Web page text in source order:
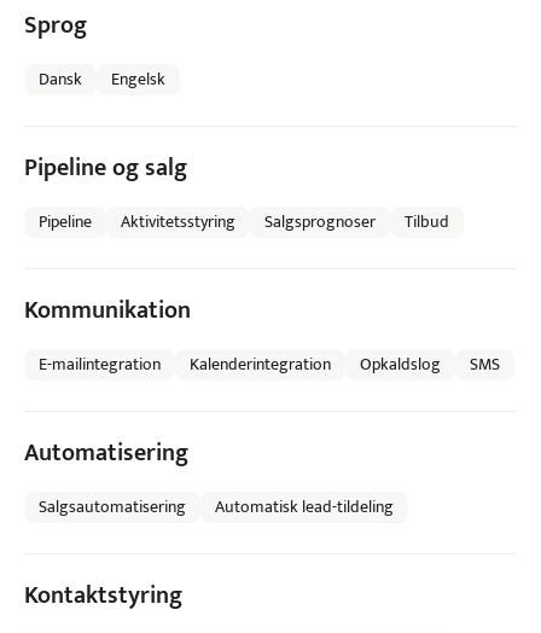
Sprog
Dansk Engelsk
Pipeline og salg
Pipeline Aktivitetsstyring Salgsprognoser Tilbud
Kommunikation
E-mailintegration Kalenderintegration Opkaldslog SMS
Automatisering
Salgsautomatisering Automatisk lead-tildeling
Kontaktstyring